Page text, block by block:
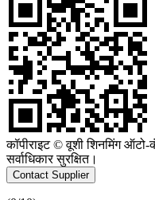
कॉपीराइट © वूशी शिनमिंग
सर्वाधिकार सुरक्षित।
Contact Supplier